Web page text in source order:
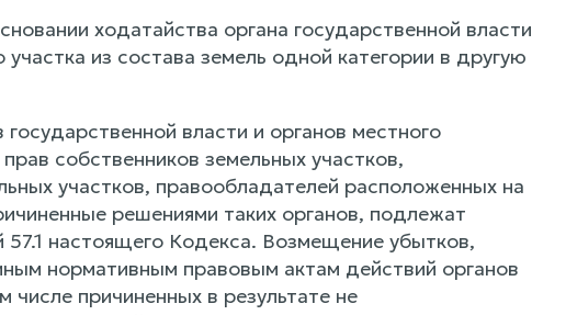
ходатайства органа государственной власти
из состава земель одной категории в другую
власти и органов местного
собственников земельных участков,
участков, правообладателей расположенных на
решениями таких органов, подлежат
настоящего Кодекса. Возмещение убытков,
нормативным правовым актам действий органов
числе причиненных в результате не